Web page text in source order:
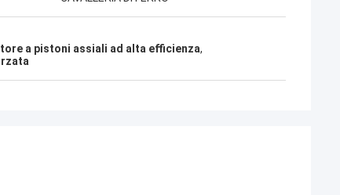
a pistoni assiali ad alta efficienza,